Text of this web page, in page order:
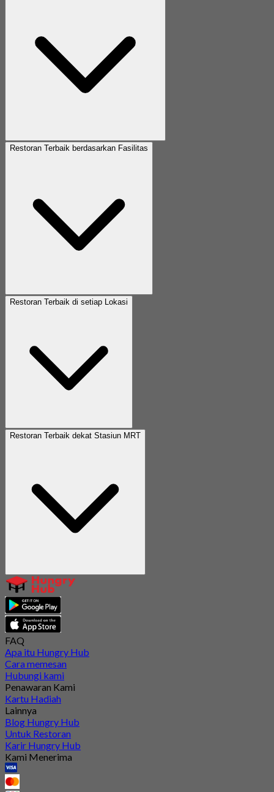
Restoran Terbaik berdasarkan Fasilitas
Restoran Terbaik di setiap Lokasi
Restoran Terbaik dekat Stasiun MRT
FAQ
Apa itu Hungry Hub
Cara memesan
Hubungi kami
Penawaran Kami
Kartu Hadiah
Lainnya
Blog Hungry Hub
Untuk Restoran
Karir Hungry Hub
Kami Menerima